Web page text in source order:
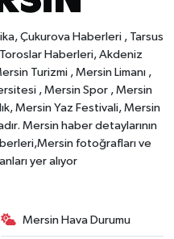
Çukurova Haberleri , Tarsus
Haberleri, Akdeniz
Turizmi , Mersin Limanı ,
, Mersin Spor , Mersin
Mersin Yaz Festivali, Mersin
Mersin haber detaylarının
fotoğrafları ve
yer alıyor
Mersin Hava Durumu